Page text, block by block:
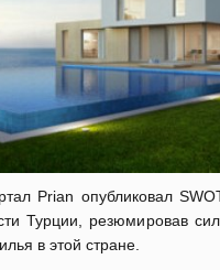
Prian опубликовал
Турции, резюмировав
в этой стране.